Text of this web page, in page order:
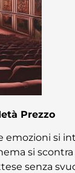
Prezzo
si
si
senza